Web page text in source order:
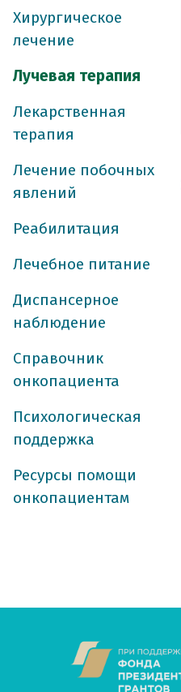
Хирургическое
лечение
Лучевая терапия
Лекарственная
терапия
Лечение побочных
явлений
Реабилитация
Лечебное питание
Диспансерное
наблюдение
Справочник
онкопациента
Психологическая
поддержка
Ресурсы помощи
онкопациентам